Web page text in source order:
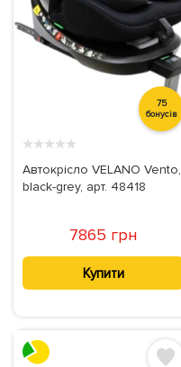
75
бонусів
★★★★★
Автокрісло VELANO Vento,
black-grey, арт. 48418
7865 грн
Купити